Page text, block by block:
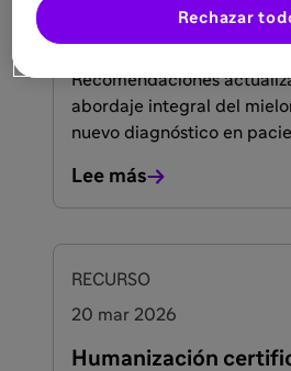
VRD para pacientes
múltiple
Recomendaciones
abordaje integral del
nuevo diagnóstico en
Lee más
RECURSO
20 mar 2026
Humanización
Rechazar